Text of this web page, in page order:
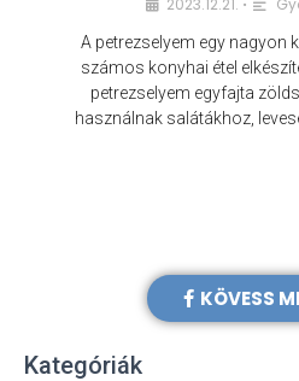
2023.12.21. •
A petrezselyem egy nagyon
számos konyhai étel
petrezselyem egyfajta
használnak salátákhoz,
KÖVESS
Kategóriák